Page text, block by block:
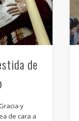
de
y
de cara a